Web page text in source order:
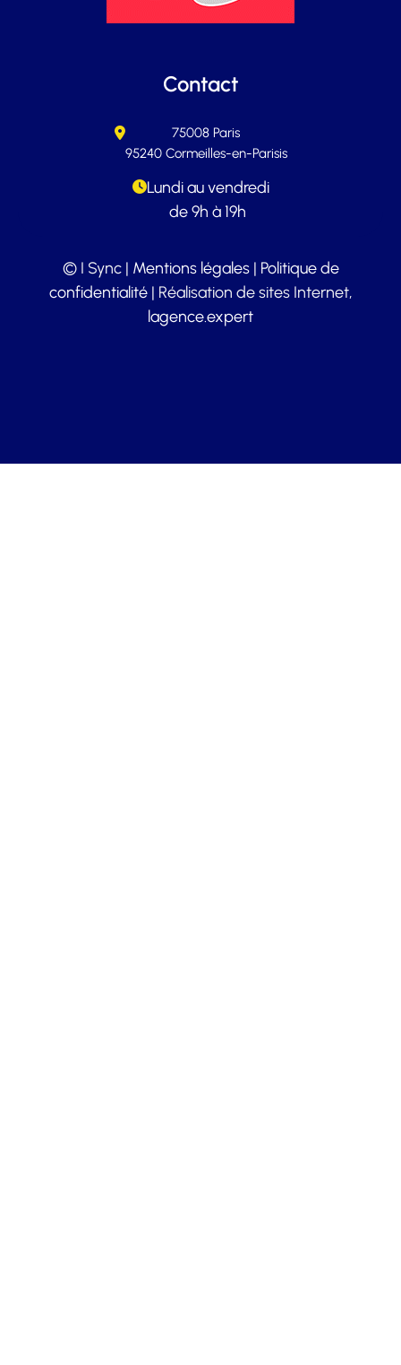
Contact
75008 Paris
95240 Cormeilles-en-Parisis
Lundi au vendredi
de 9h à 19h
© I Sync | Mentions légales| Politique de
confidentialité| Réalisation de sites Internet,
lagence.expert